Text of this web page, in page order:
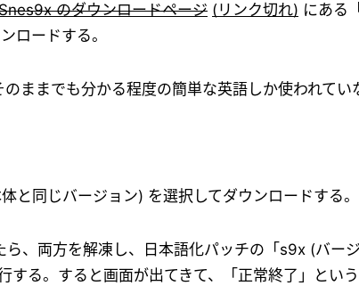
のダウンロードページ (リンク切れ) にある
ロードする。
ままでも分かる程度の簡単な英語しか使われてい
と同じバージョン) を選択してダウンロードする。
、両方を解凍し、日本語化パッチの「s9x (バー
する。すると画面が出てきて、「正常終了」とい